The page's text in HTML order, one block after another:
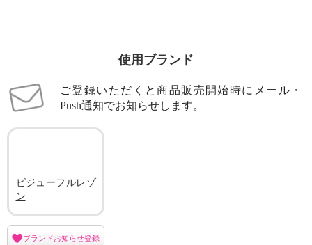
使用ブランド
ご登録いただくと商品販売開始時にメール・
Push通知でお知らせします。
ビジューフルレゾ
ン
ブランドお知らせ登録